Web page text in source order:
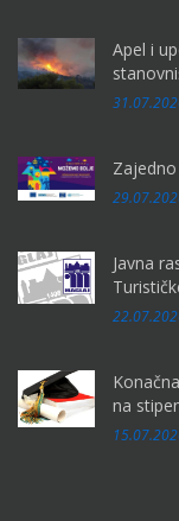
Apel i
Javna
na